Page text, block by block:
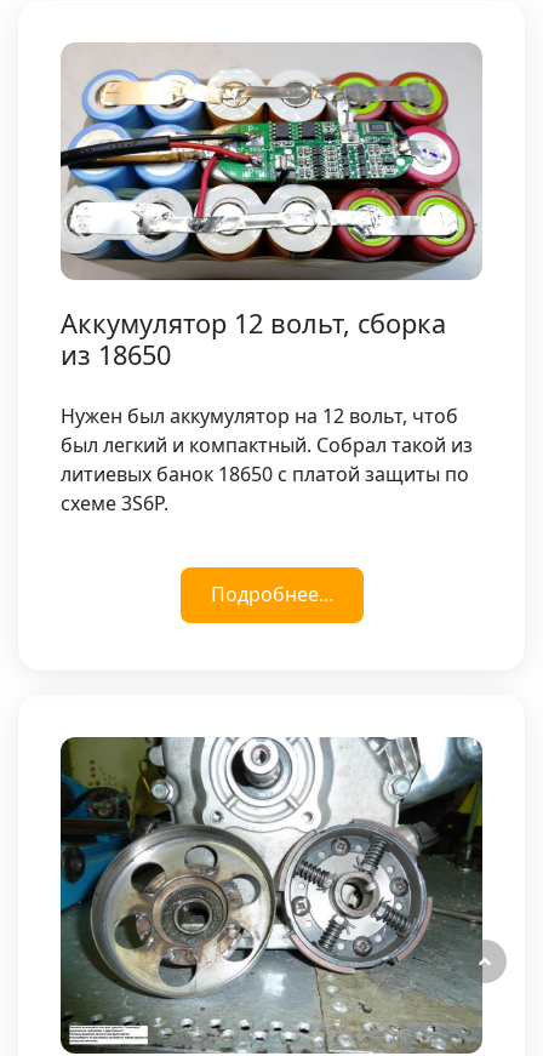
Аккумулятор 12 вольт, сборка
из 18650
Нужен был аккумулятор на 12 вольт, чтоб
был легкий и компактный. Собрал такой из
литиевых банок 18650 с платой защиты по
схеме 3S6P.
Подробнее...